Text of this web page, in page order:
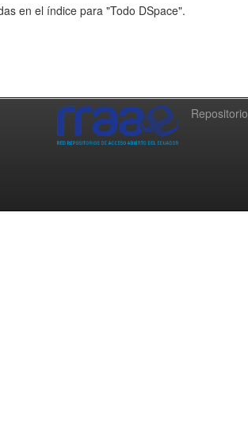
en el índice para "Todo DSpace".